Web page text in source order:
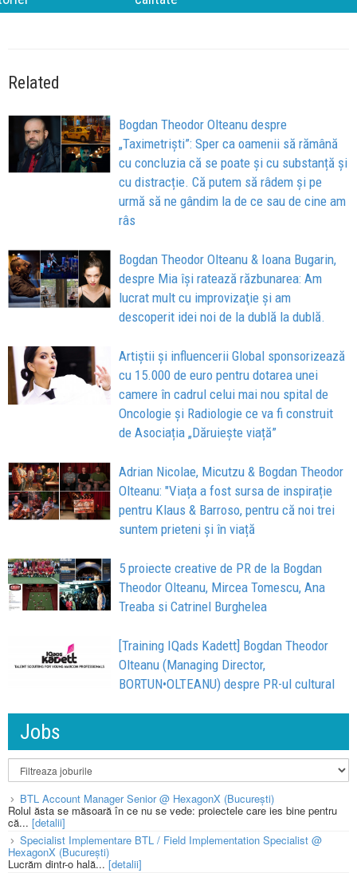
Related
Bogdan Theodor Olteanu despre
„Taximetriști”: Sper ca oamenii să rămână
cu concluzia că se poate și cu substanță și
cu distracție. Că putem să râdem și pe
urmă să ne gândim la de ce sau de cine am
râs
Bogdan Theodor Olteanu & Ioana Bugarin,
despre Mia își ratează răzbunarea: Am
lucrat mult cu improvizaţie și am
descoperit idei noi de la dublă la dublă.
Artiștii și influencerii Global sponsorizează
cu 15.000 de euro pentru dotarea unei
camere în cadrul celui mai nou spital de
Oncologie și Radiologie ce va fi construit
de Asociația „Dăruiește viață”
Adrian Nicolae, Micutzu & Bogdan Theodor
Olteanu: "Viața a fost sursa de inspirație
pentru Klaus & Barroso, pentru că noi trei
suntem prieteni și în viață
5 proiecte creative de PR de la Bogdan
Theodor Olteanu, Mircea Tomescu, Ana
Treaba si Catrinel Burghelea
[Training IQads Kadett] Bogdan Theodor
Olteanu (Managing Director,
BORTUN•OLTEANU) despre PR-ul cultural
Jobs
BTL Account Manager Senior @ HexagonX (București)
Rolul ăsta se măsoară în ce nu se vede: proiectele care ies bine pentru
că... [detalii]
Specialist Implementare BTL / Field Implementation Specialist @
HexagonX (București)
Lucrăm dintr-o hală... [detalii]